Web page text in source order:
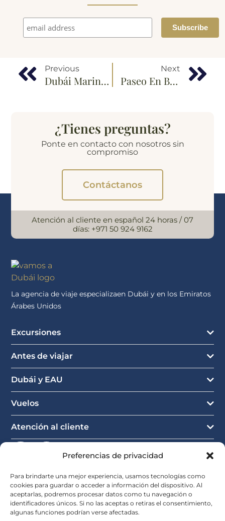
Preferencias de privacidad
Para brindarte una mejor experiencia, usamos tecnologías como
cookies para guardar o acceder a información del dispositivo. Al
aceptarlas, podremos procesar datos como tu navegación o
identificadores únicos. Si no las aceptas o retiras el consentimiento,
algunas funciones podrían verse afectadas.
Previous
Dubái Marina: La Historia, Orígenes Y Que Hacer Allí
Next
Paseo En Barco Por Dubái (alquiler De Yate)
¿Tienes preguntas?
Ponte en contacto con nosotros sin
compromiso
Contáctanos
Atención al cliente en español 24 horas / 07
días: +971 50 924 9162
La agencia de viaje especializaen Dubái y en los Emiratos
Árabes Unidos
Excursiones
Antes de viajar
Dubái y EAU
Vuelos
Atención al cliente